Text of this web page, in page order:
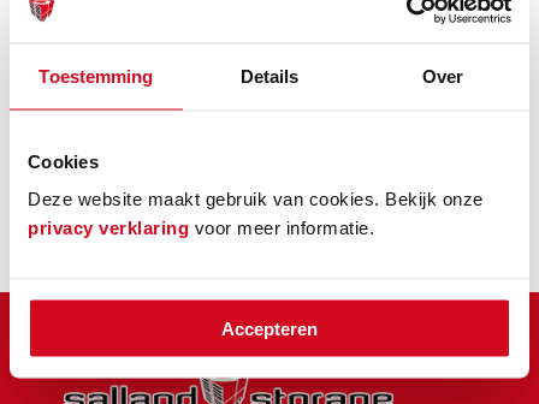
Toestemming Details Over
Cookies
Deze website maakt gebruik van cookies. Bekijk onze
privacy verklaring voor meer informatie.
Accepteren